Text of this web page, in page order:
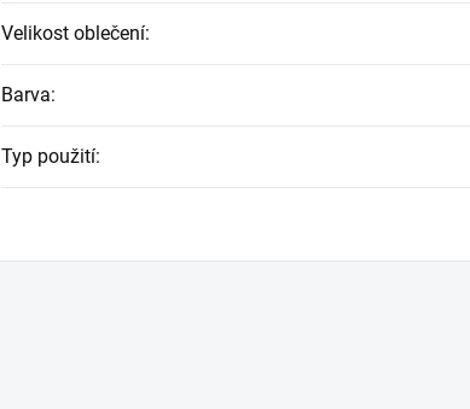
Velikost oblečení:
Barva:
Typ použití: